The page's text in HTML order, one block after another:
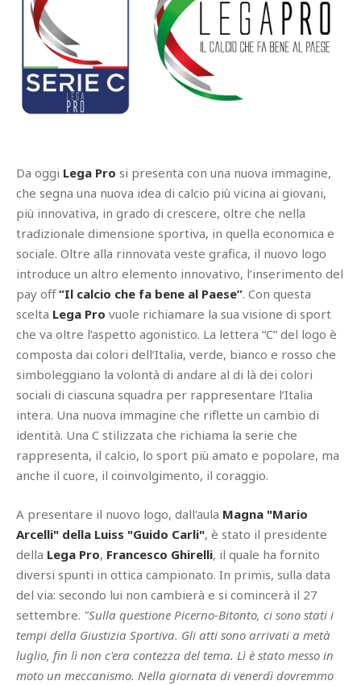
Da oggi Lega Pro si presenta con una nuova immagine,
che segna una nuova idea di calcio più vicina ai giovani,
più innovativa, in grado di crescere, oltre che nella
tradizionale dimensione sportiva, in quella economica e
sociale. Oltre alla rinnovata veste grafica, il nuovo logo
introduce un altro elemento innovativo, l’inserimento del
pay off“Il calcio che fa bene al Paese”. Con questa
scelta Lega Pro vuole richiamare la sua visione di sport
che va oltre l’aspetto agonistico. La lettera “C” del logo è
composta dai colori dell’Italia, verde, bianco e rosso che
simboleggiano la volontà di andare al di là dei colori
sociali di ciascuna squadra per rappresentare l’Italia
intera. Una nuova immagine che riflette un cambio di
identità. Una C stilizzata che richiama la serie che
rappresenta, il calcio, lo sport più amato e popolare, ma
anche il cuore, il coinvolgimento, il coraggio.
A presentare il nuovo logo, dall'aula Magna "Mario
Arcelli" della Luiss "Guido Carli", è stato il presidente
della Lega Pro, Francesco Ghirelli, il quale ha fornito
diversi spunti in ottica campionato. In primis, sulla data
del via: secondo lui non cambierà e si comincerà il 27
settembre. "Sulla questione Picerno-Bitonto, ci sono stati i
tempi della Giustizia Sportiva. Gli atti sono arrivati a metà
luglio, fin lì non c'era contezza del tema. Lì è stato messo in
moto un meccanismo. Nella giornata di venerdì dovremmo